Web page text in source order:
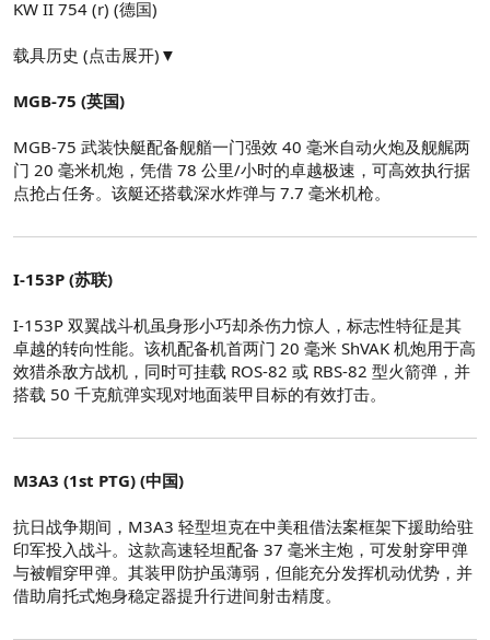
KW II 754 (r) (德国)
载具历史 (点击展开)▼
MGB-75 (英国)
MGB-75 武装快艇配备舰艏一门强效 40 毫米自动火炮及舰艉两
门 20 毫米机炮，凭借 78 公里/小时的卓越极速，可高效执行据
点抢占任务。该艇还搭载深水炸弹与 7.7 毫米机枪。
I-153P (苏联)
I-153P 双翼战斗机虽身形小巧却杀伤力惊人，标志性特征是其
卓越的转向性能。该机配备机首两门 20 毫米 ShVAK 机炮用于高
效猎杀敌方战机，同时可挂载 ROS-82 或 RBS-82 型火箭弹，并
搭载 50 千克航弹实现对地面装甲目标的有效打击。
M3A3 (1st PTG) (中国)
抗日战争期间，M3A3 轻型坦克在中美租借法案框架下援助给驻
印军投入战斗。这款高速轻坦配备 37 毫米主炮，可发射穿甲弹
与被帽穿甲弹。其装甲防护虽薄弱，但能充分发挥机动优势，并
借助肩托式炮身稳定器提升行进间射击精度。